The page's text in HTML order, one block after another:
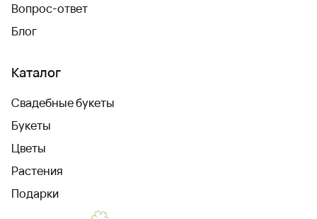
Вопрос-ответ
Блог
Каталог
Свадебные букеты
Букеты
Цветы
Растения
Подарки